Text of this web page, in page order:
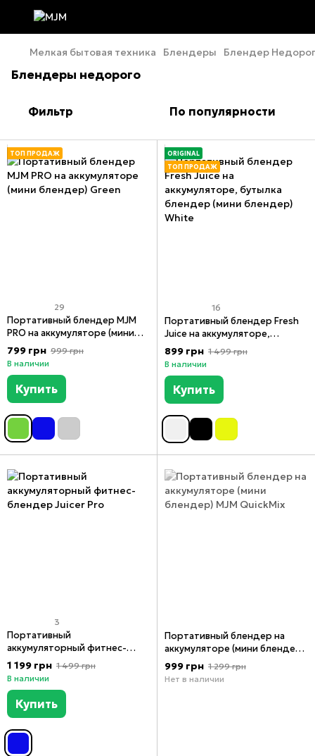
Мелкая бытовая техника Блендеры Блендер
Блендеры недорого
Фильтр По популярности
ТОП ПРОДАЖ
29
Портативный блендер MJM
PRO на аккумуляторе (мини
блендер) Green
799 грн 999 грн
В наличии
Купить
ORIGINAL
ТОП ПРОДАЖ
16
Портативный блендер Fresh
Juice на аккумуляторе,
бутылка блендер (мини
блендер) White
899 грн 1 499 грн
В наличии
Купить
3
Портативный
аккумуляторный фитнес-
блендер Juicer Pro, Синий,
Синий
1 199 грн 1 499 грн
В наличии
Купить
Портативный блендер на
аккумуляторе (мини блендер)
MJM QuickMix
999 грн 1 299 грн
Нет в наличии